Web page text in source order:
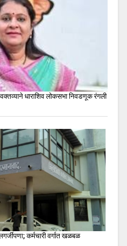
धाराशिव लोकसभा निवडणूक रंगली
कर्मचारी वर्गात खळबळ